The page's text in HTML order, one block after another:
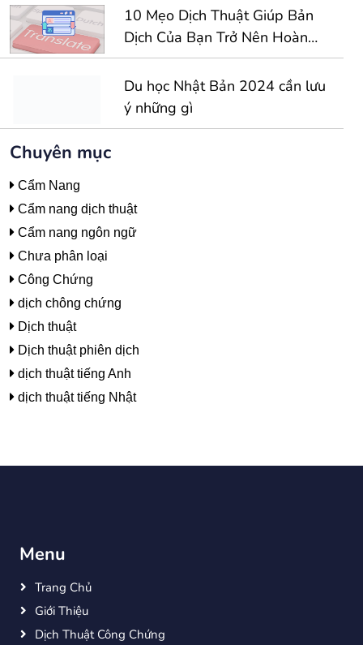
10 Mẹo Dịch Thuật Giúp Bản
Dịch Của Bạn Trở Nên Hoàn
Hảo Hơn
Du học Nhật Bản 2024 cần lưu
ý những gì
Chuyên mục
Cẩm Nang
Cẩm nang dịch thuật
Cẩm nang ngôn ngữ
Chưa phân loại
Công Chứng
dịch chông chứng
Dịch thuật
Dịch thuật phiên dịch
dịch thuật tiếng Anh
dịch thuật tiếng Nhật
Menu
Trang Chủ
Giới Thiệu
Dịch Thuật Công Chứng